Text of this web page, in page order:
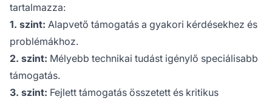
tartalmazza:
1. szint: Alapvető támogatás a gyakori kérdésekhez és
problémákhoz.
2. szint: Mélyebb technikai tudást igénylő speciálisabb
támogatás.
3. szint: Fejlett támogatás összetett és kritikus